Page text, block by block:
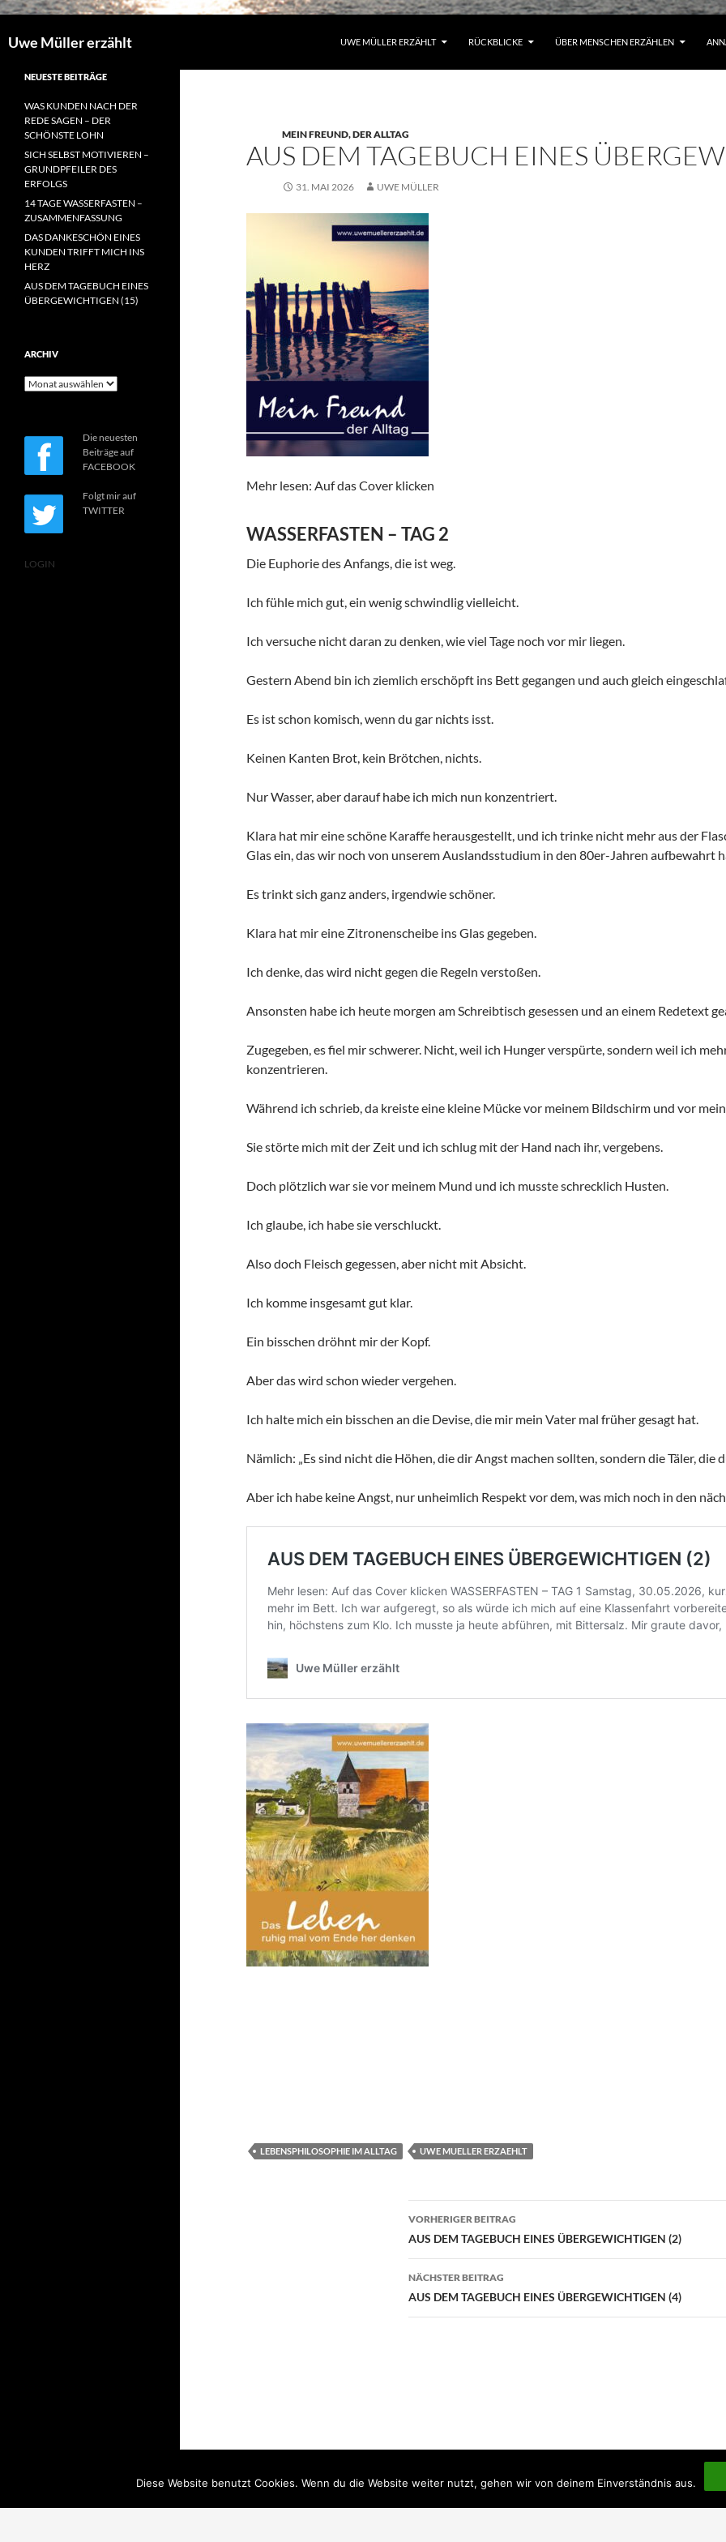
Uwe Müller erzählt UWE MÜLLER ERZÄHLT RÜCKBLICKE ÜBER MENSCHEN ERZÄHLEN
MEIN FREUND, DER ALLTAG
AUS DEM TAGEBUCH EINES
31. MAI 2026 UWE MÜLLER
Mehr lesen: Auf das Cover klicken
WASSERFASTEN – TAG 2
Die Euphorie des Anfangs, die ist weg.
Ich fühle mich gut, ein wenig schwindlig vielleicht.
Ich versuche nicht daran zu denken, wie viel Tage noch vor mir liegen.
Gestern Abend bin ich ziemlich erschöpft ins Bett gegangen und auch gleich
Es ist schon komisch, wenn du gar nichts isst.
Keinen Kanten Brot, kein Brötchen, nichts.
Nur Wasser, aber darauf habe ich mich nun konzentriert.
Klara hat mir eine schöne Karaffe herausgestellt, und ich trinke nicht mehr aus der
Glas ein, das wir noch von unserem Auslandsstudium in den 80er-Jahren aufbewahrt
Es trinkt sich ganz anders, irgendwie schöner.
Klara hat mir eine Zitronenscheibe ins Glas gegeben.
Ich denke, das wird nicht gegen die Regeln verstoßen.
Ansonsten habe ich heute morgen am Schreibtisch gesessen und an einem Redetext
Zugegeben, es fiel mir schwerer. Nicht, weil ich Hunger verspürte, sondern weil ich
konzentrieren.
Während ich schrieb, da kreiste eine kleine Mücke vor meinem Bildschirm und vor
Sie störte mich mit der Zeit und ich schlug mit der Hand nach ihr, vergebens.
Doch plötzlich war sie vor meinem Mund und ich musste schrecklich Husten.
Ich glaube, ich habe sie verschluckt.
Also doch Fleisch gegessen, aber nicht mit Absicht.
Ich komme insgesamt gut klar.
Ein bisschen dröhnt mir der Kopf.
Aber das wird schon wieder vergehen.
Ich halte mich ein bisschen an die Devise, die mir mein Vater mal früher gesagt hat.
Nämlich: „Es sind nicht die Höhen, die dir Angst machen sollten, sondern die Täler, die
Aber ich habe keine Angst, nur unheimlich Respekt vor dem, was mich noch in den
LEBENSPHILOSOPHIE IM ALLTAG UWE MUELLER ERZAEHLT
Beitragsnavigation
VORHERIGER BEITRAG
AUS DEM TAGEBUCH EINES ÜBERGEWICHTIGEN (2)
NÄCHSTER BEITRAG
AUS DEM TAGEBUCH EINES ÜBERGEWICHTIGEN (4)
NEUESTE BEITRÄGE
WAS KUNDEN NACH DER
REDE SAGEN – DER
SCHÖNSTE LOHN
SICH SELBST MOTIVIEREN –
GRUNDPFEILER DES
ERFOLGS
14 TAGE WASSERFASTEN –
ZUSAMMENFASSUNG
DAS DANKESCHÖN EINES
KUNDEN TRIFFT MICH INS
HERZ
AUS DEM TAGEBUCH EINES
ÜBERGEWICHTIGEN (15)
ARCHIV
Archiv
Die neuesten
Beiträge auf
FACEBOOK
Folgt mir auf
TWITTER
LOGIN
Diese Website benutzt Cookies. Wenn du die Website weiter nutzt, gehen wir von deinem Einverständnis aus.